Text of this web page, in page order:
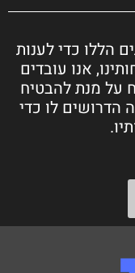
הללו כדי לענות
אנו עובדים
על מנת להבטיח
הדרושים לו כדי